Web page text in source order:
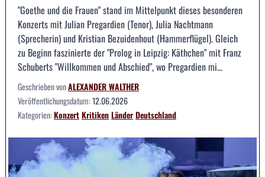
"Goethe und die Frauen" stand im Mittelpunkt dieses besonderen
Konzerts mit Julian Pregardien (Tenor), Julia Nachtmann
(Sprecherin) und Kristian Bezuidenhout (Hammerflügel). Gleich
zu Beginn faszinierte der "Prolog in Leipzig: Käthchen" mit Franz
Schuberts "Willkommen und Abschied", wo Pregardien mi...
Geschrieben vonALEXANDER WALTHER
Veröffentlichungsdatum:12.06.2026
Kategorien:KonzertKritikenLänderDeutschland